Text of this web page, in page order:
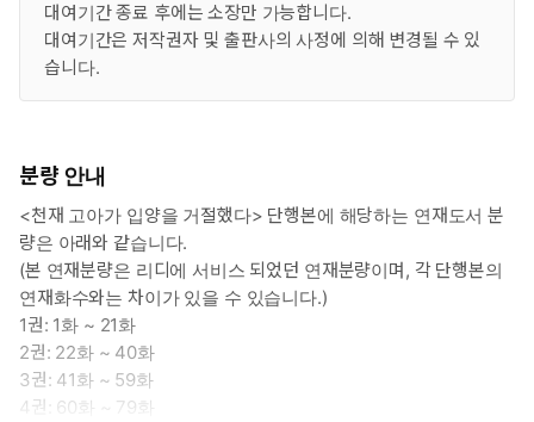
대여기간 종료 후에는 소장만 가능합니다.
대여기간은 저작권자 및 출판사의 사정에 의해 변경될 수 있
습니다.
분량 안내
<천재 고아가 입양을 거절했다> 단행본에 해당하는 연재도서 분
량은 아래와 같습니다.
(본 연재분량은 리디에 서비스 되었던 연재분량이며, 각 단행본의
연재화수와는 차이가 있을 수 있습니다.)
1권: 1화 ~ 21화
2권: 22화 ~ 40화
3권: 41화 ~ 59화
4권: 60화 ~ 79화